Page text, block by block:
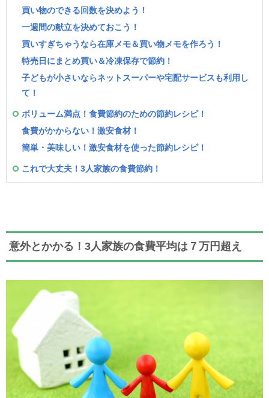
買い物のできる回数を決めよう！
一週間の献立を決めておこう！
買いすぎちゃうなら在庫メモ＆買い物メモを作ろう！
特売日にまとめ買い＆冷凍保存で節約！
子どもが小さいならネットスーパーや宅配サービスも利用し
て！
ボリューム満点！食費節約のための節約レシピ！
食費がかからない！激安食材！
簡単・美味しい！激安食材を使った節約レシピ！
これで大丈夫！3人家族の食費節約！
意外とかかる！3人家族の食費平均は７万円超え